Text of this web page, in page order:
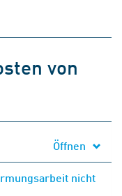
von
Öffnen
nicht